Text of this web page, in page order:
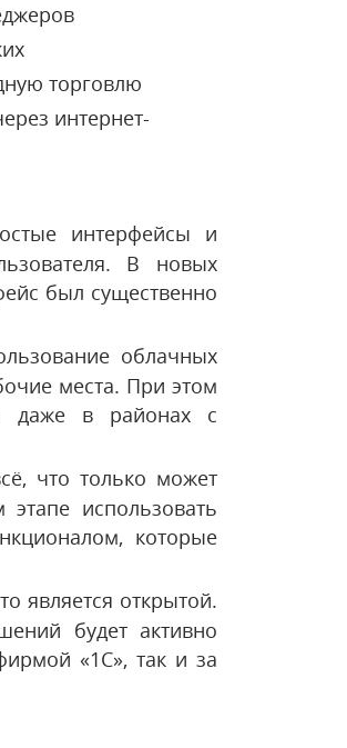
торговлю
интернет-
интерфейсы и
В новых
был существенно
облачных
места. При этом
даже в районах с
что только может
использовать
которые
является открытой.
будет активно
«1С», так и за